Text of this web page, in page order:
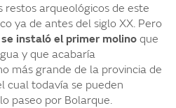
restos arqueológicos de este
ya de antes del siglo XX. Pero
instaló el primer molinoque
y que acabaría
más grande de la provincia de
cual todavía se pueden
paseo por Bolarque.